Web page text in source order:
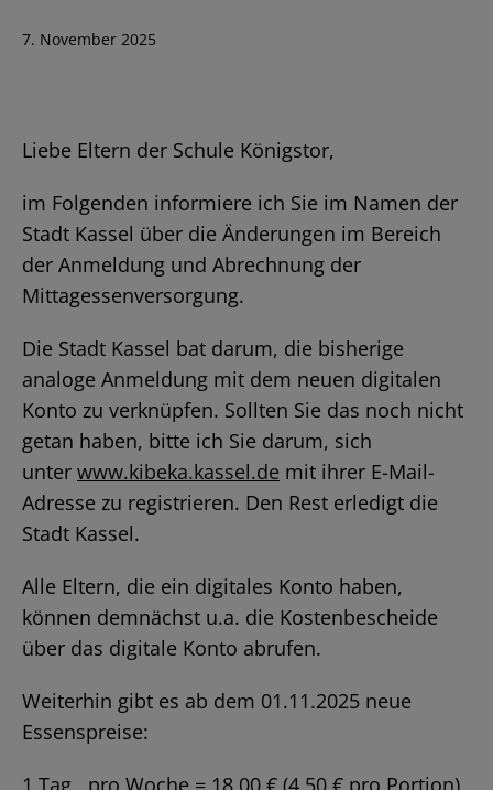
Veröffentlicht
7. November 2025
Liebe Eltern der Schule Königstor,
im Folgenden informiere ich Sie im Namen der
Stadt Kassel über die Änderungen im Bereich
der Anmeldung und Abrechnung der
Mittagessenversorgung.
Die Stadt Kassel bat darum, die bisherige
analoge Anmeldung mit dem neuen digitalen
Konto zu verknüpfen. Sollten Sie das noch nicht
getan haben, bitte ich Sie darum, sich
unter www.kibeka.kassel.de mit ihrer E-Mail-
Adresse zu registrieren. Den Rest erledigt die
Stadt Kassel.
Alle Eltern, die ein digitales Konto haben,
können demnächst u.a. die Kostenbescheide
über das digitale Konto abrufen.
Weiterhin gibt es ab dem 01.11.2025 neue
Essenspreise:
1 Tag pro Woche = 18,00 € (4,50 € pro Portion)